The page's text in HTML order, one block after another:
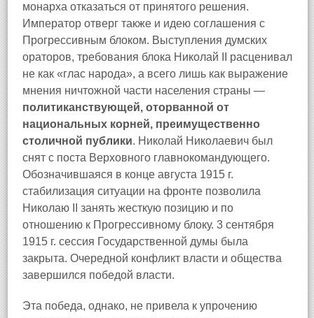
монарха отказаться от принятого решения.
Император отверг также и идею соглашения с
Прогрессивным блоком. Выступления думских
ораторов, требования блока Николай II расценивал
не как «глас народа», а всего лишь как выражение
мнения ничтожной части населения страны —
политиканствующей, оторванной от
национальных корней, преимущественно
столичной публики. Николай Николаевич был
снят с поста Верховного главнокомандующего.
Обозначившаяся в конце августа 1915 г.
стабилизация ситуации на фронте позволила
Николаю II занять жесткую позицию и по
отношению к Прогрессивному блоку. 3 сентября
1915 г. сессия Государственной думы была
закрыта. Очередной конфликт власти и общества
завершился победой власти.
Эта победа, однако, не привела к упрочению